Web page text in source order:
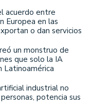
acuerdo entre
Europea en las
o dan servicios
un monstruo de
que solo la IA
Latinoamérica
industrial no
potencia sus